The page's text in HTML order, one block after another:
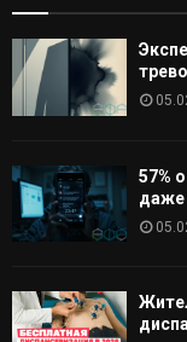
57%
даже